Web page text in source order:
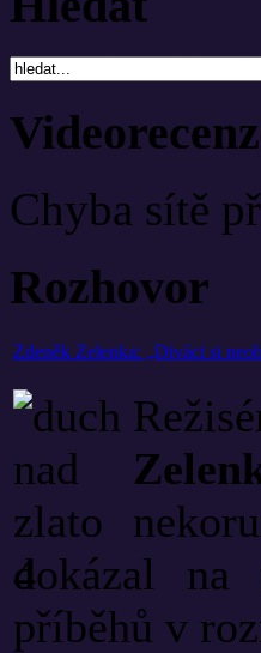
Chyba sítě
Rozhovor
Zdeněk Zelenka: „Diváci si
dokázal na
příběhů v